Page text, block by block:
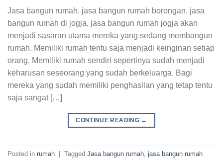
Jasa bangun rumah, jasa bangun rumah borongan, jasa
bangun rumah di jogja, jasa bangun rumah jogja akan
menjadi sasaran utama mereka yang sedang membangun
rumah. Memiliki rumah tentu saja menjadi keinginan setiap
orang. Memiliki rumah sendiri sepertinya sudah menjadi
keharusan seseorang yang sudah berkeluarga. Bagi
mereka yang sudah memiliki penghasilan yang tetap tentu
saja sangat […]
CONTINUE READING →
Posted in rumah Tagged Jasa bangun rumah jasa bangun rumah